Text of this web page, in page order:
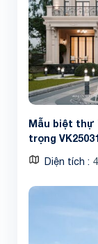
Mẫu biệt thự
trọng VK25031
Diện tích